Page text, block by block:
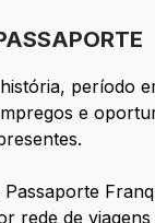
período
e
rede de